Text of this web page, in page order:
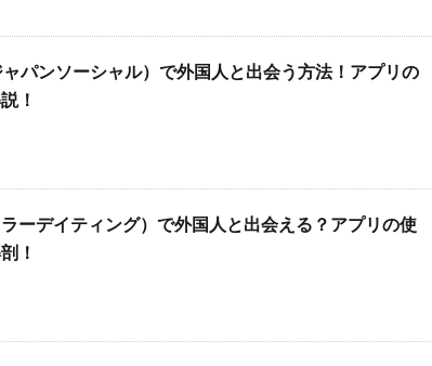
パンソーシャル）で外国人と出会う方法！アプリの
！
ーデイティング）で外国人と出会える？アプリの使
！